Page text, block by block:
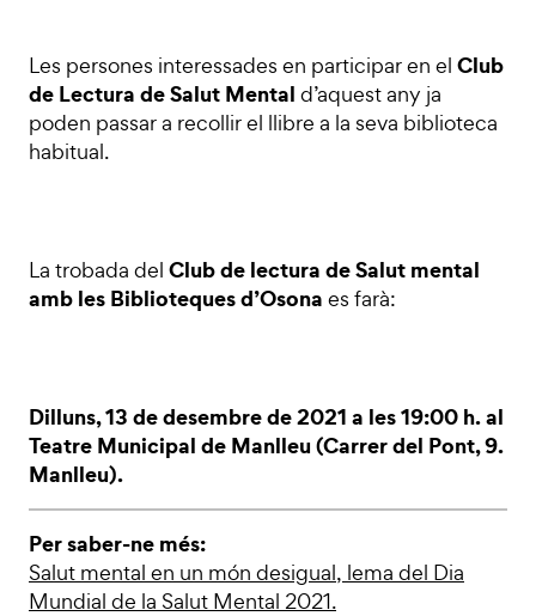
Les persones interessades en participar en el Club
de Lectura de Salut Mental d’aquest any ja
poden passar a recollir el llibre a la seva biblioteca
habitual.
La trobada del Club de lectura de Salut mental
amb les Biblioteques d’Osona es farà:
Dilluns, 13 de desembre de 2021 a les 19:00 h. al
Teatre Municipal de Manlleu (Carrer del Pont, 9.
Manlleu).
Per saber-ne més:
Salut mental en un món desigual, lema del Dia
Mundial de la Salut Mental 2021.